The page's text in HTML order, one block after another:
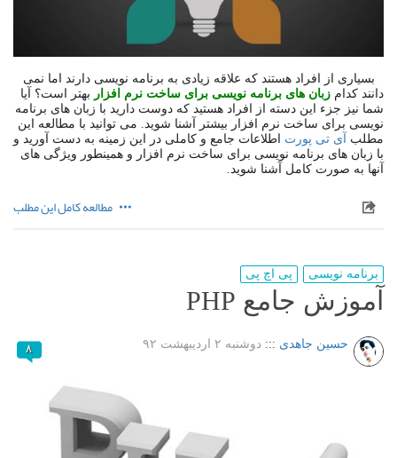
بسیاری از افراد هستند که علاقه زیادی به برنامه نویسی دارند اما نمی
دانند کدام زبان های برنامه نویسی برای ساخت نرم افزار بهتر است؟ آیا
شما نیز جزء این دسته از افراد هستید که دوست دارید با زبان های برنامه
نویسی برای ساخت نرم افزار بیشتر آشنا شوید. می توانید با مطالعه این
مطلب آی تی پورت اطلاعات جامع و کاملی در این زمینه به دست آورید و
با زبان های برنامه نویسی برای ساخت نرم افزار و همینطور ویژگی های
آنها به صورت کامل آشنا شوید.
مطالعه کامل این مطلب
برنامه نویسی پی اچ پی
آموزش جامع PHP
حسین جاهدی ::: دوشنبه ۲ اردیبهشت ۹۲ ۸